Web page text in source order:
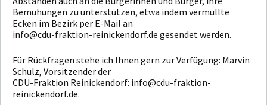
Bemühungen zu unterstützen, etwa indem vermüllte
Ecken im Bezirk per E-Mail an
info@cdu-fraktion-reinickendorf.de gesendet werden.
Für Rückfragen stehe ich Ihnen gern zur Verfügung: Marvin
Schulz, Vorsitzender der
CDU-Fraktion Reinickendorf: info@cdu-fraktion-
reinickendorf.de.